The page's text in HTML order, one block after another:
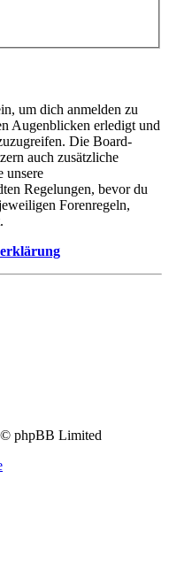
um dich anmelden zu
Augenblicken erledigt und
Die Board-
auch zusätzliche
unsere
Regelungen, bevor du
Forenregeln,
phpBB Limited